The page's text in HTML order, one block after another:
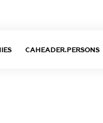
CAHEADER.PERSONS